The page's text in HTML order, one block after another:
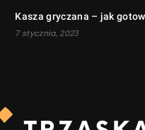
Kasza gryczana – jak
7 stycznia, 2023